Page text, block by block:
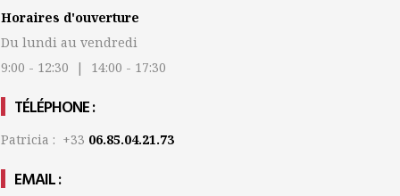
Horaires d'ouverture
Du lundi au vendredi
9:00 - 12:30 | 14:00 - 17:30
TÉLÉPHONE :
Patricia : +33 06.85.04.21.73
EMAIL :